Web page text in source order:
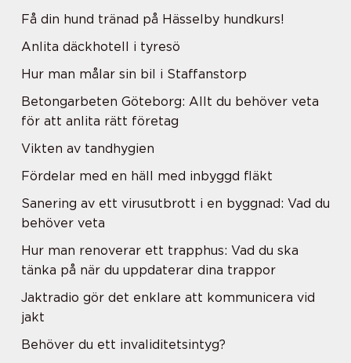
Få din hund tränad på Hässelby hundkurs!
Anlita däckhotell i tyresö
Hur man målar sin bil i Staffanstorp
Betongarbeten Göteborg: Allt du behöver veta
för att anlita rätt företag
Vikten av tandhygien
Fördelar med en häll med inbyggd fläkt
Sanering av ett virusutbrott i en byggnad: Vad du
behöver veta
Hur man renoverar ett trapphus: Vad du ska
tänka på när du uppdaterar dina trappor
Jaktradio gör det enklare att kommunicera vid
jakt
Behöver du ett invaliditetsintyg?